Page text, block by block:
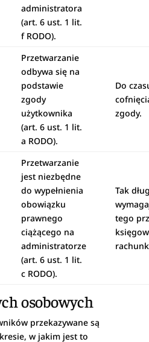
administratora
(art. 6 ust. 1 lit.
f RODO).
Przetwarzanie
odbywa się na
podstawie
zgody
użytkownika
(art. 6 ust. 1 lit.
a RODO).
Do
zgody.
Przetwarzanie
jest niezbędne
do wypełnienia
obowiązku
prawnego
ciążącego na
administratorze
(art. 6 ust. 1 lit.
c RODO).
Tak
tego
osobowych
przekazywane są
w jakim jest to